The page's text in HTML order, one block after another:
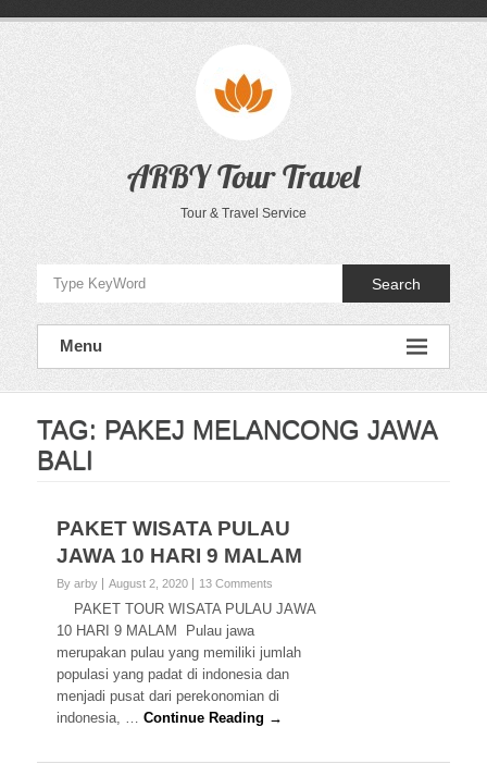
ARBY Tour Travel
Tour & Travel Service
Search
Menu
TAG: PAKEJ MELANCONG JAWA
BALI
PAKET WISATA PULAU
JAWA 10 HARI 9 MALAM
By arby August 2, 2020 13 Comments
PAKET TOUR WISATA PULAU JAWA
10 HARI 9 MALAM Pulau jawa
merupakan pulau yang memiliki jumlah
populasi yang padat di indonesia dan
menjadi pusat dari perekonomian di
indonesia, …Continue Reading →